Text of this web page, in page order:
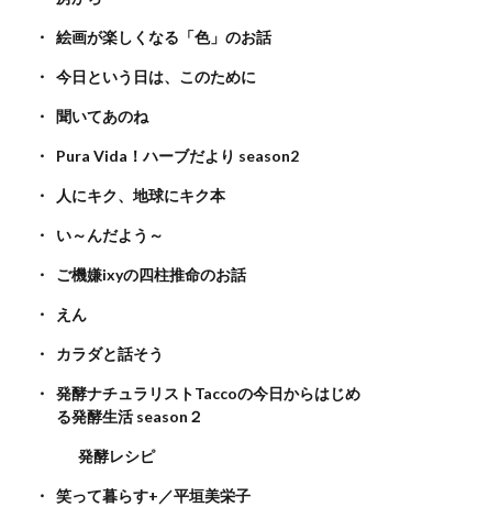
絵画が楽しくなる「色」のお話
今日という日は、このために
聞いてあのね
Pura Vida！ハーブだより season2
人にキク、地球にキク本
い～んだよう～
ご機嫌ixyの四柱推命のお話
えん
カラダと話そう
発酵ナチュラリストTaccoの今日からはじめ
る発酵生活 season２
発酵レシピ
笑って暮らす+／平垣美栄子